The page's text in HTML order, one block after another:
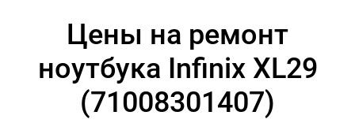
Цены на ремонт
ноутбука Infinix XL29
(71008301407)